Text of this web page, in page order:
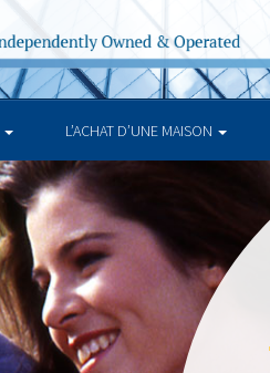
L’ACHAT D’UNE MAISON